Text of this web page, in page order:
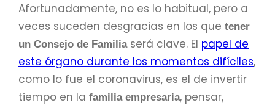
Afortunadamente, no es lo habitual, pero a
veces suceden desgracias en los que tener
un Consejo de Familiaserá clave. El papel de
este órgano durante los momentos difíciles,
como lo fue el coronavirus, es el de invertir
tiempo en la familia empresaria, pensar,